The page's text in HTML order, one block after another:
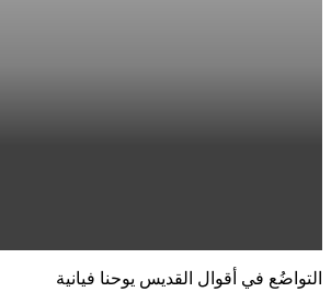
التواضُع في أقوال القديس يوحنا فيانية